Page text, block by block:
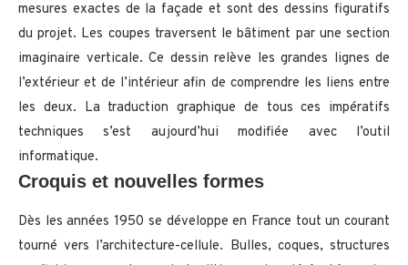
mesures exactes de la façade et sont des dessins figuratifs
du projet. Les coupes traversent le bâtiment par une section
imaginaire verticale. Ce dessin relève les grandes lignes de
l’extérieur et de l’intérieur afin de comprendre les liens entre
les deux. La traduction graphique de tous ces impératifs
techniques s’est aujourd’hui modifiée avec l’outil
informatique.
Croquis et nouvelles formes
Dès les années 1950 se développe en France tout un courant
tourné vers l’architecture-cellule. Bulles, coques, structures